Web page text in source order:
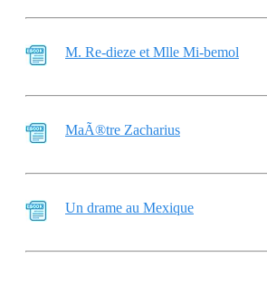
M. Re-dieze et Mlle Mi-bemol
MaÃ®tre Zacharius
Un drame au Mexique